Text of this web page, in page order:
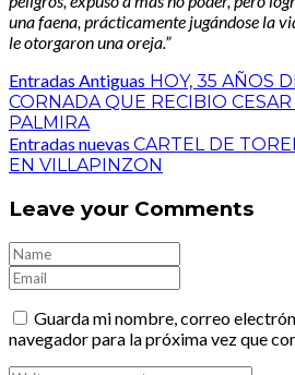
una faena, prácticamente jugándose la
le otorgaron una oreja.”
Entradas Antiguas HOY, 35 AÑOS
CORNADA QUE RECIBIO
PALMIRA
Entradas nuevas CARTEL DE
EN VILLAPINZON
Leave your Comments
Guarda mi nombre, correo
navegador para la próxima vez que